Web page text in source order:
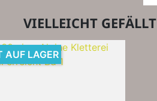
VIELLEICHT
AUF LAGER